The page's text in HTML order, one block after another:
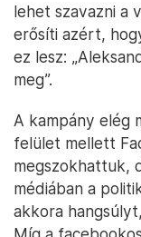
lehet szavazni a
erősíti azért,
ez lesz:
meg”.
A kampány elég
felület mellett
megszokhattuk,
médiában a
akkora